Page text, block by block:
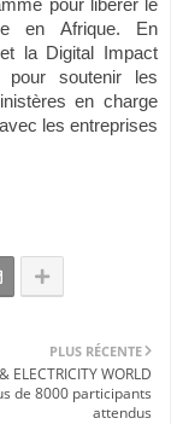
en Afrique. En
la Digital Impact
pour soutenir les
en charge
les entreprises
PLUS RÉCENTE
ELECTRICITY WORLD
de 8000 participants
attendus